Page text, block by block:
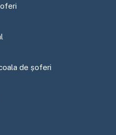
de șoferi